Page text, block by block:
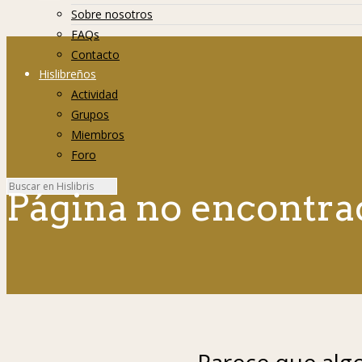
Sobre nosotros
FAQs
Contacto
Hislibreños
Actividad
Grupos
Miembros
Foro
Página no